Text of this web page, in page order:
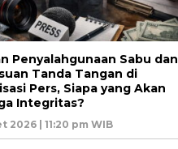
Penyalahgunaan Sabu dan
Tanda Tangan di
Pers, Siapa yang Akan
Integritas?
2026 | 11:20 pm WIB